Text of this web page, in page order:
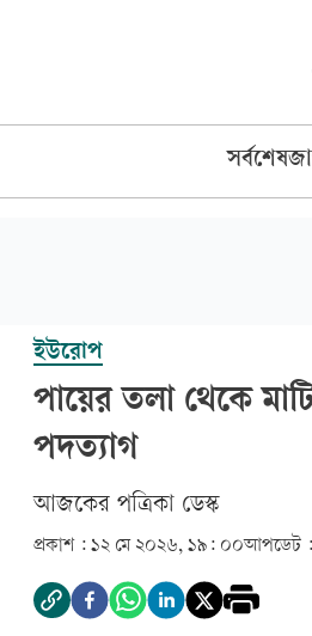
সর্বশেষ
ইউরোপ
পায়ের তলা থেকে মাটি
পদত্যাগ
আজকের পত্রিকা ডেস্ক­
প্রকাশ : ১২ মে ২০২৬, ১৯: ০০আপডেট :